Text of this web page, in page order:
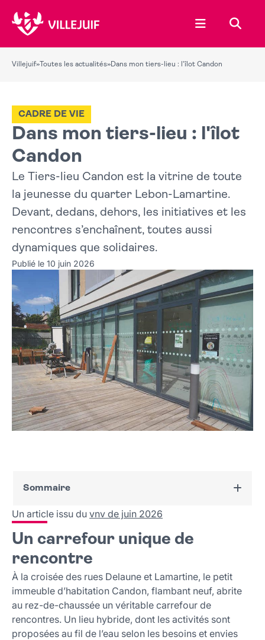
Ouvrir le
Villejuif» Toutes les actualités»Dans mon tiers-lieu : l'îlot Candon
Dans mon tiers-lieu : l'îlot
Candon
CADRE DE VIE
Le Tiers-lieu Candon est la vitrine de toute
la jeunesse du quarter Lebon-Lamartine.
Devant, dedans, dehors, les initiatives et les
rencontres s’enchaînent, toutes aussi
dynamiques que solidaires.
Publié le 10 juin 2026
Sommaire
Un carrefour unique de rencontre
Témoignages
Infos pratiques
À lire sur le même sujet...
Un article issu du vnv de juin 2026
Un carrefour unique de
rencontre
À la croisée des rues Delaune et Lamartine, le petit
immeuble d’habitation Candon, flambant neuf, abrite
au rez-de-chaussée un véritable carrefour de
rencontres. Un lieu hybride, dont les activités sont
proposées au fil de l’eau selon les besoins et envies